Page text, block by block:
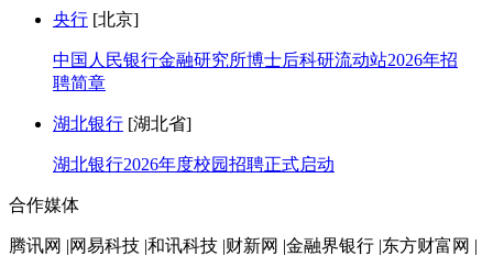
央行 [北京]
中国人民银行金融研究所博士后科研流动站2026年招
聘简章
湖北银行 [湖北省]
湖北银行2026年度校园招聘正式启动
合作媒体
腾讯网 |网易科技 |和讯科技 |财新网 |金融界银行 |东方财富网 |